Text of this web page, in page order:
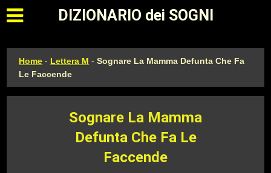
Apri il menu principale
DIZIONARIO dei SOGNI
Home - Lettera M -Sognare La Mamma Defunta Che Fa
Le Faccende
Sognare La Mamma
Defunta Che Fa Le
Faccende